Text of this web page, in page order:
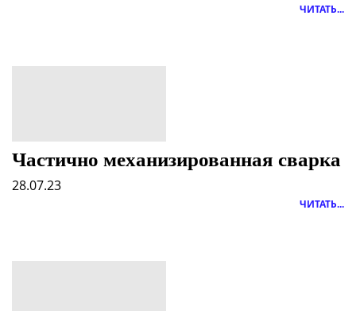
ЧИТАТЬ...
Частично механизированная сварка
28.07.23
ЧИТАТЬ...